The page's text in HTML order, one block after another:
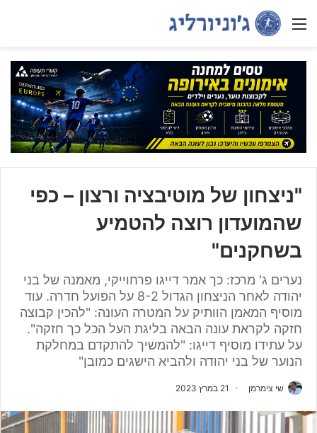
Menu
"ניצחון של מוטיבציה ורצון – כפי
שהמועדון רוצה להטמיע
בשחקנים"
נערים ג' מרכז: כך אמר דייגו פרחוייקי, מאמנה של בני
יהודה לאחר הניצחון הגדול 8-2 על הפועל חדרה. עוד
מוסיף המאמן הוותיק על המטרה העונה: "להכין קבוצה
חזקה לקראת עונה הבאה בליגת העל הכל כך חזקה".
על עתידו מוסיף דייגו: "להמשיך להתקדם במחלקת
הנוער של בני יהודה ולהביא הישגים כמובן"
שי צימרמן 21 במרץ 2023